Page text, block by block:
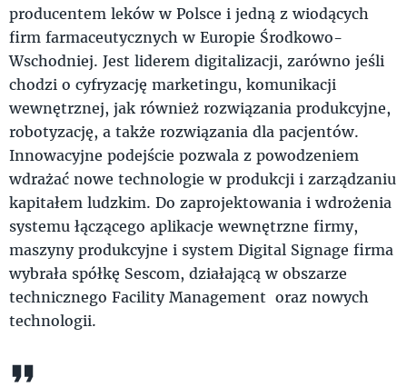
producentem leków w Polsce i jedną z wiodących
firm farmaceutycznych w Europie Środkowo-
Wschodniej. Jest liderem digitalizacji, zarówno jeśli
chodzi o cyfryzację marketingu, komunikacji
wewnętrznej, jak również rozwiązania produkcyjne,
robotyzację, a także rozwiązania dla pacjentów.
Innowacyjne podejście pozwala z powodzeniem
wdrażać nowe technologie w produkcji i zarządzaniu
kapitałem ludzkim. Do zaprojektowania i wdrożenia
systemu łączącego aplikacje wewnętrzne firmy,
maszyny produkcyjne i system Digital Signage firma
wybrała spółkę Sescom, działającą w obszarze
technicznego Facility Management oraz nowych
technologii.